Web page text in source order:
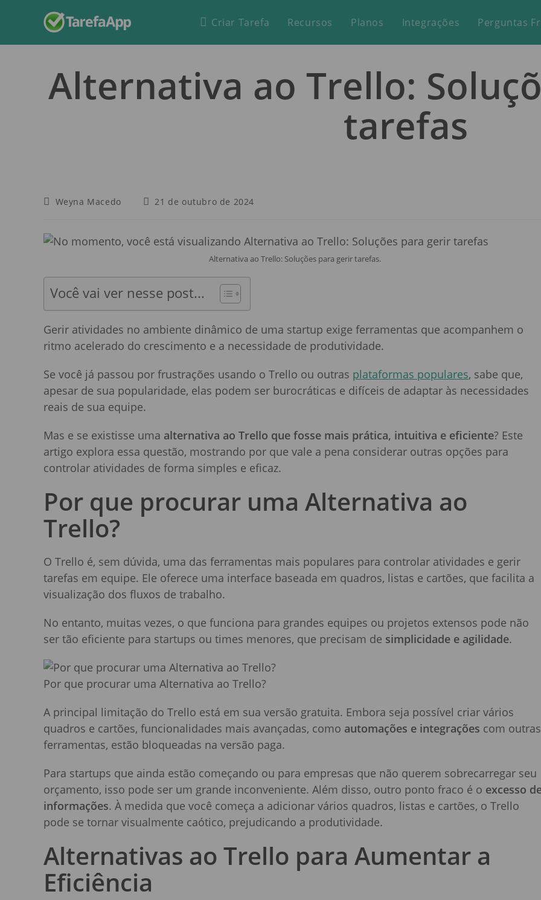
Criar Tarefa Recursos Planos Integrações Perguntas
Alternativa ao Trello:
tarefas
Weyna Macedo 21 de outubro de 2024
Alternativa ao Trello: Soluções para gerir tarefas.
Você vai ver nesse post...
Gerir atividades no ambiente dinâmico de uma startup exige ferramentas que acompanhem o
ritmo acelerado do crescimento e a necessidade de produtividade.
Se você já passou por frustrações usando o Trello ou outras plataformas populares, sabe que,
apesar de sua popularidade, elas podem ser burocráticas e difíceis de adaptar às necessidades
reais de sua equipe.
Mas e se existisse uma alternativa ao Trello que fosse mais prática, intuitiva e eficiente? Este
artigo explora essa questão, mostrando por que vale a pena considerar outras opções para
controlar atividades de forma simples e eficaz.
Por que procurar uma Alternativa ao
Trello?
O Trello é, sem dúvida, uma das ferramentas mais populares para controlar atividades e gerir
tarefas em equipe. Ele oferece uma interface baseada em quadros, listas e cartões, que facilita a
visualização dos fluxos de trabalho.
No entanto, muitas vezes, o que funciona para grandes equipes ou projetos extensos pode não
ser tão eficiente para startups ou times menores, que precisam de simplicidade e agilidade.
Por que procurar uma Alternativa ao Trello?
A principal limitação do Trello está em sua versão gratuita. Embora seja possível criar vários
quadros e cartões, funcionalidades mais avançadas, como automações e integrações com outras
ferramentas, estão bloqueadas na versão paga.
Para startups que ainda estão começando ou para empresas que não querem sobrecarregar seu
orçamento, isso pode ser um grande inconveniente. Além disso, outro ponto fraco é o excesso
informações. À medida que você começa a adicionar vários quadros, listas e cartões, o Trello
pode se tornar visualmente caótico, prejudicando a produtividade.
Alternativas ao Trello para Aumentar a
Eficiência